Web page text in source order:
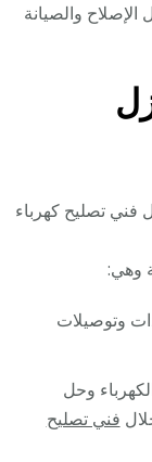
والصيانة
فني تصليح كهرباء
وهي:
وتوصيلات
وحل
فني تصليح